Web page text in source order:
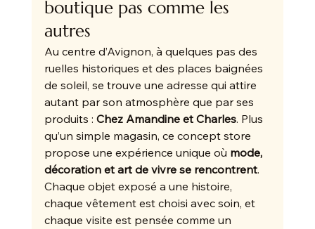
boutique pas comme les
autres
Au centre d’Avignon, à quelques pas des
ruelles historiques et des places baignées
de soleil, se trouve une adresse qui attire
autant par son atmosphère que par ses
produits : Chez Amandine et Charles. Plus
qu’un simple magasin, ce concept store
propose une expérience unique où mode,
décoration et art de vivre se rencontrent.
Chaque objet exposé a une histoire,
chaque vêtement est choisi avec soin, et
chaque visite est pensée comme un